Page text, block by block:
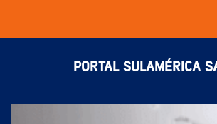
PORTAL SULAMÉRICA